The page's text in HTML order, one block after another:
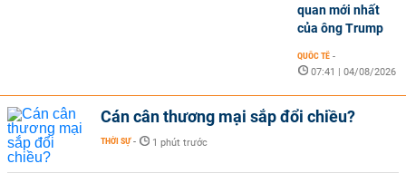
quan mới nhất
của ông Trump
QUỐC TẾ -
07:41 | 04/08/2026
Cán cân thương mại sắp đổi chiều?
THỜI SỰ - 1 phút trước